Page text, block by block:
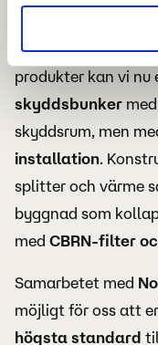
installeras snabbt
Som
produkter kan vi nu
skyddsbunker
skyddsrum, men
installation.
splitter och värme
byggnad som
med CBRN-filter
Samarbetet med
möjligt för oss att
högsta standard